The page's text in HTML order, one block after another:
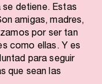
se detiene. Estas
amigas, madres,
por ser tan
como ellas. Y es
para seguir
que sean las